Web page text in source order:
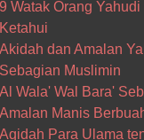
9 Watak Orang
Ketahui
Akidah dan Amalan
Sebagian Muslimin
Al Wala' Wal Bara'
Amalan Manis
Aqidah Para Ulama